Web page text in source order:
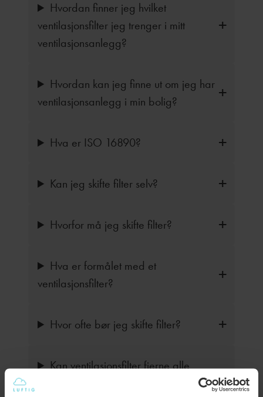
Hvordan finner jeg hvilket
ventilasjonsfilter jeg trenger i mitt
ventilasjonsanlegg?
Hvordan kan jeg finne ut om jeg har
ventilasjonsanlegg i min bolig?
Hva er ISO 16890?
Kan jeg skifte filter selv?
Hvorfor må jeg skifte filter?
Hva er formålet med et
ventilasjonsfilter?
Hvor ofte bør jeg skifte filter?
Kan ventilasjonsfilter fjerne alle